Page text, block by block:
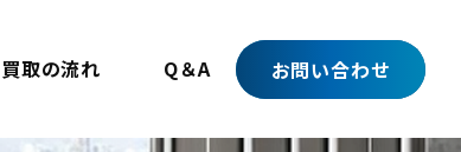
買取の流れ Q＆A お問い合わせ